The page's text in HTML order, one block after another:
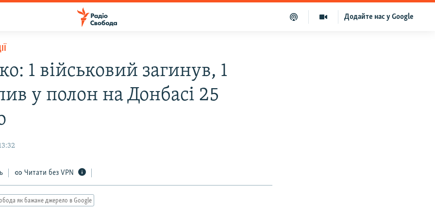
Додайте нас у Google
1 військовий загинув, 1
у полон на Донбасі 25
Читати без VPN
як бажане джерело в Google